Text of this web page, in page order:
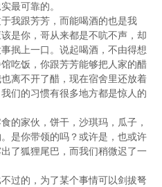
最可靠的。
我跟芳芳，而能喝酒的也是我
是你，哥从来都是不吭不声，却
抿上一口。说起喝酒，不由得想
吃饭，你跟芳芳能够把人家的醋
离不开了醋，现在宿舍里还放着
们的习惯有很多地方都是惊人的
的家伙，饼干，沙琪玛，瓜子，
是你带领的吗？或许是，也或许
了狐狸尾巴，而我们稍微迟了一
过的，为了某个事情可以剑拔弩